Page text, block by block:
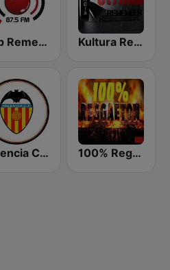
Top Remember 87.5 FM Kultura Remember FM Valencia
Valencia CF Radio 100% Reggaeton Radio